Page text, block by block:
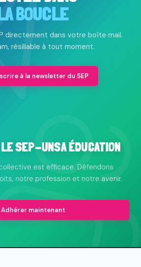
BOUCLE
directement dans votre boîte mail.
résiliable à tout moment.
à la newsletter du SEP
SEP-UNSA ÉDUCATION
est efficace. Défendons
notre profession et notre avenir.
Adhérer maintenant